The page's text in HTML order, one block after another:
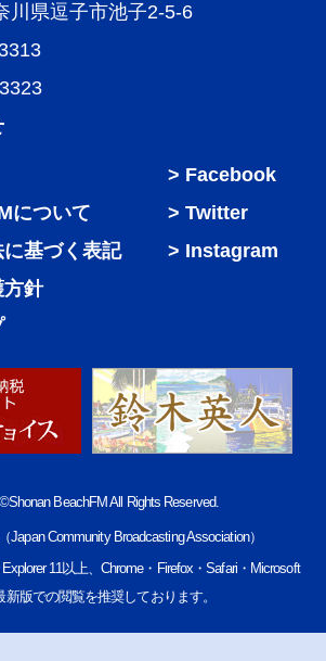
川県逗子市池子2-5-6
について
基づく表記
方針
Facebook
Twitter
Instagram
BeachFM All Rights Reserved.
Japan Community Broadcasting Association）
11以上、Chrome・Firefox・Safari・Microsoft
新版での閲覧を推奨しております。